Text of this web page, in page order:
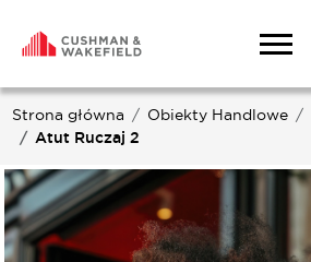
Strona główna Obiekty Handlowe
Atut Ruczaj 2